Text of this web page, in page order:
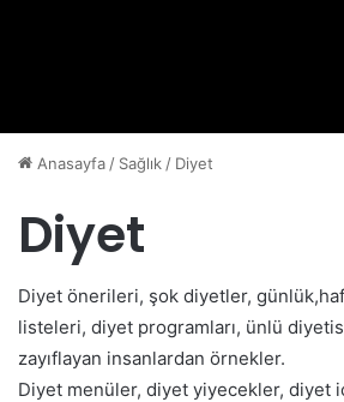
Anasayfa / Sağlık / Diyet
Diyet
Diyet önerileri, şok diyetler,
listeleri, diyet programları, ünlü
zayıflayan insanlardan örnekler.
Diyet menüler, diyet yiyecekler, diyet